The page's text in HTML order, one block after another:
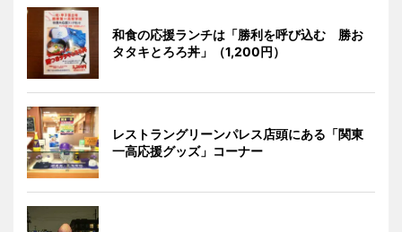
和食の応援ランチは「勝利を呼び込む 勝お
タタキとろろ丼」（1,200円）
レストラングリーンパレス店頭にある「関東
一高応援グッズ」コーナー